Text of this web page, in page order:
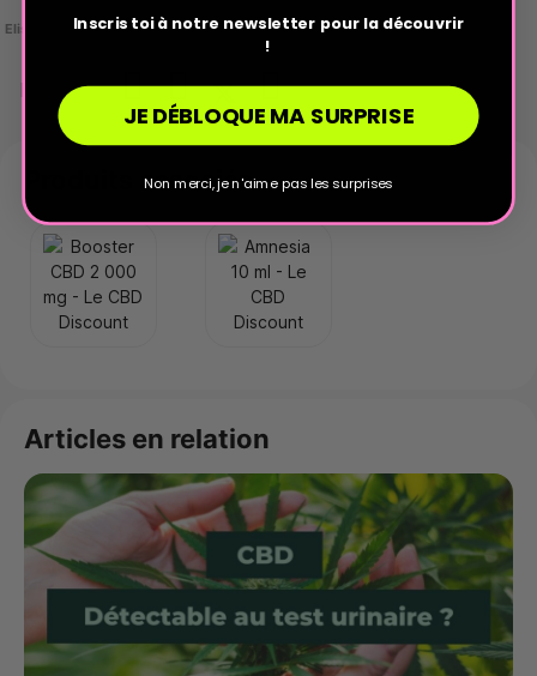
Elisa
Partager
Produits associés
Articles en relation
Inscris toi à notre newsletter pour la découvrir
!
JE DÉBLOQUE MA SURPRISE
Non merci, je n'aime pas les surprises